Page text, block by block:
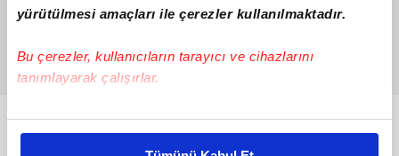
yürütülmesi amaçları ile çerezler kullanılmaktadır.
Bu çerezler, kullanıcıların tarayıcı ve cihazlarını
tanımlayarak çalışırlar.
Bu çerezlere izin vermeniz halinde sizlere özel
Bunlar da Var